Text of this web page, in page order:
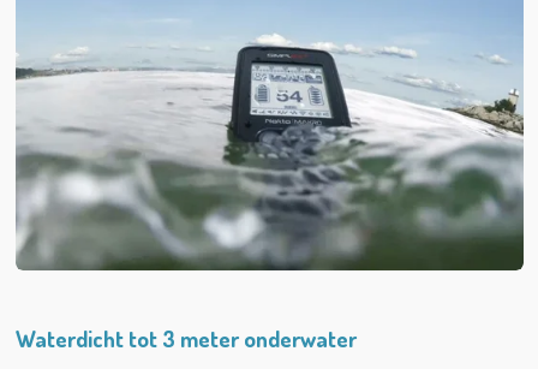
Waterdicht tot 3 meter onderwater